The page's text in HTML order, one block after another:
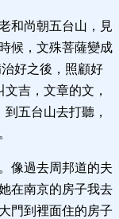
和尚朝五台山，見
候，文殊菩薩變成
好之後，照顧好
吉，文章的文，
五台山去打聽，
像過去周邦道的夫
在南京的房子我去
門到裡面住的房子